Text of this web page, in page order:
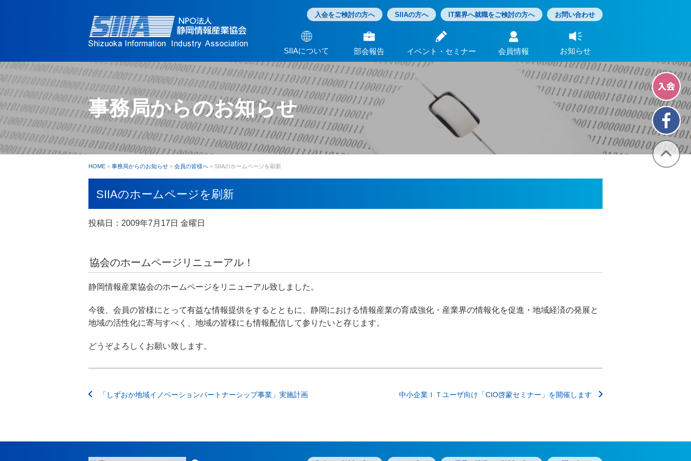
入会をご検討の方へ SIIAの方へ IT業界へ就職をご検討の方へ お問い合わせ
SIIAについて
協会案内
役員名簿
会議開催予定表
部会活動
交流・協力団体一覧
部会報告
ビジネス交流部会
次世代育成部会
教育研修部会
イベント・セミナー
講座・イベントポータル
SIIAの講座・イベント
会員情報 お知らせ
会員・関係機関からの
お知らせ
イベント・セミナー報告
会員の皆様へ
視察旅⾏レポート集
事務局からのお知らせ
HOME > 事務局からのお知らせ > 会員の皆様へ > SIIAのホームページを刷新
SIIAのホームページを刷新
投稿日：2009年7月17日 金曜日
協会のホームページリニューアル！
静岡情報産業協会のホームページをリニューアル致しました。
今後、会員の皆様にとって有益な情報提供をするとともに、静岡における情報産業の育成強化・産業界の情報化を促進・地域経済の発展と
地域の活性化に寄与すべく、地域の皆様にも情報配信して参りたいと存じます。
どうぞよろしくお願い致します。
投
「しずおか地域イノベーションパートナーシップ事業」実施計画 中小企業ＩＴユーザ向け「CIO啓蒙セミナー」を開催します